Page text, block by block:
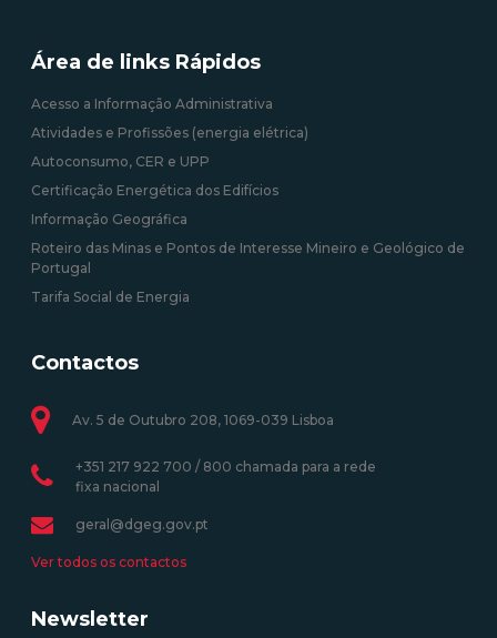
Área de links Rápidos
Acesso a Informação Administrativa
Atividades e Profissões (energia elétrica)
Autoconsumo, CER e UPP
Certificação Energética dos Edifícios
Informação Geográfica
Roteiro das Minas e Pontos de Interesse Mineiro e Geológico de
Portugal
Tarifa Social de Energia
Contactos
Av. 5 de Outubro 208, 1069-039 Lisboa
+351 217 922 700 / 800 chamada para a rede
fixa nacional
geral@dgeg.gov.pt
Ver todos os contactos
Newsletter